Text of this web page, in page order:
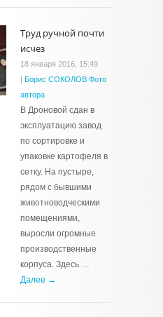
Труд ручной почти
исчез
18 января 2016, 15:49
| Борис СОКОЛОВ Фото
автора
В Дроновой сдан в
эксплуатацию завод
по сортировке и
упаковке картофеля в
сетку. На пустыре,
рядом с бывшими
животноводческими
помещениями,
выросли огромные
производственные
корпуса. Здесь …
Далее →